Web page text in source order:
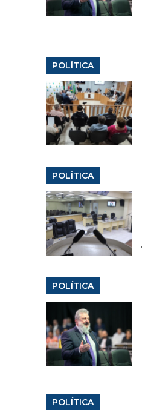
POLÍTICA
POLÍTICA
POLÍTICA
POLÍTICA